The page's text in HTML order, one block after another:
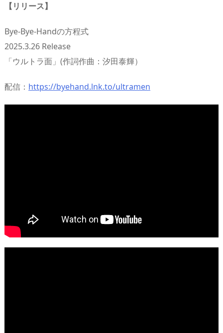
【リリース】
Bye-Bye-Handの方程式
2025.3.26 Release
「ウルトラ面」(作詞作曲：汐田泰輝）
配信： https://byehand.lnk.to/ultramen